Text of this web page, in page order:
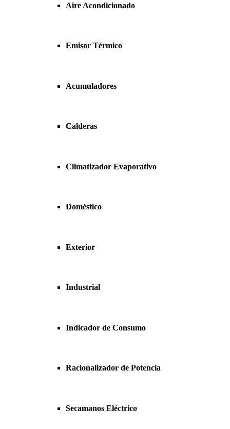
Aire Acondicionado
Emisor Térmico
Acumuladores
Calderas
Climatizador Evaporativo
Doméstico
Exterior
Industrial
Indicador de Consumo
Racionalizador de Potencia
Secamanos Eléctrico